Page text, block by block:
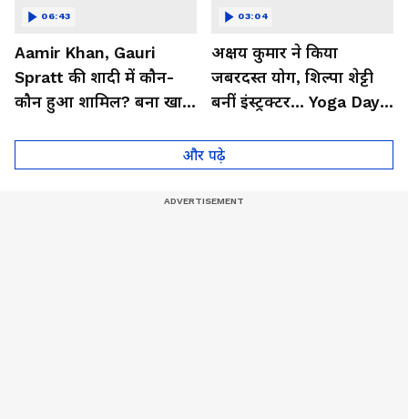
Aamir Khan, Gauri
Spratt की शादी में कौन-
कौन हुआ शामिल? बना खास
06:43
अक्षय कुमार ने किया
जबरदस्त योग, शिल्पा शेट्टी
बनीं इंस्ट्रक्टर... Yoga Day
03:04
और पढ़े